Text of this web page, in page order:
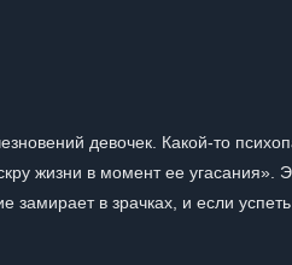
девочек. Какой-то
жизни в момент ее угасания».
замирает в зрачках, и если